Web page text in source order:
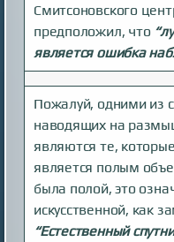
Смитсоновского
предположил, что
является ошибка
Пожалуй, одними из
наводящих на
являются те,
является полым
была полой, это
искусственной, как
“Естественный